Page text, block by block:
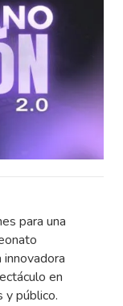
para una
en
y público.